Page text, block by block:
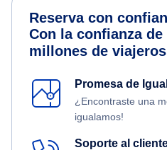
Reserva con
Con la confianza de
millones de viajeros
Promesa de
¿Encontraste una
igualamos!
Soporte al